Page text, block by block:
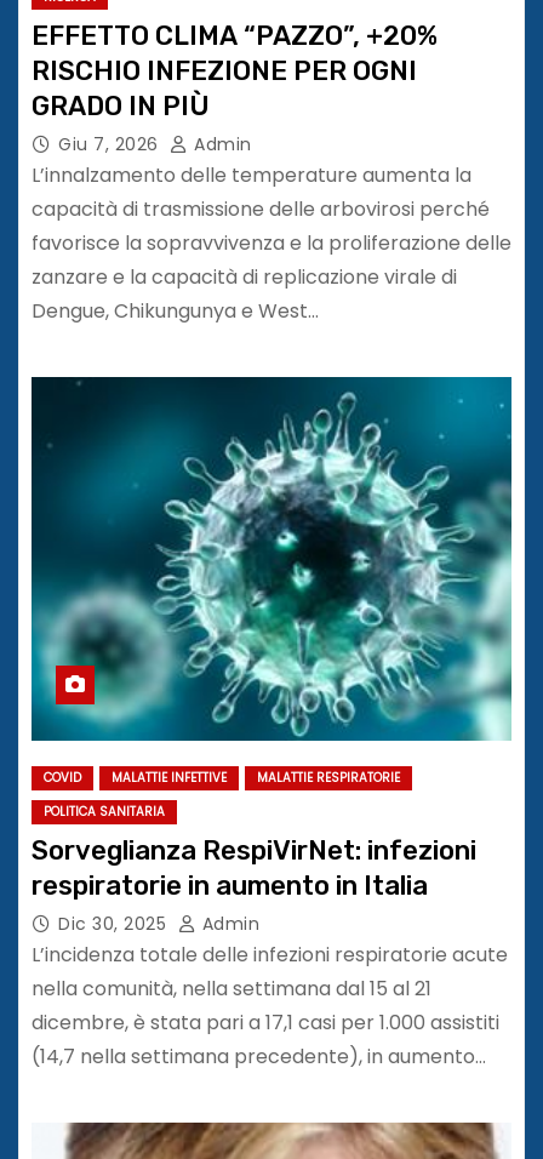
EFFETTO CLIMA “PAZZO”, +20%
RISCHIO INFEZIONE PER OGNI
GRADO IN PIÙ
Giu 7, 2026 Admin
L’innalzamento delle temperature aumenta la
capacità di trasmissione delle arbovirosi perché
favorisce la sopravvivenza e la proliferazione delle
zanzare e la capacità di replicazione virale di
Dengue, Chikungunya e West…
COVID MALATTIE INFETTIVE
MALATTIE RESPIRATORIE
POLITICA SANITARIA
Sorveglianza RespiVirNet: infezioni
respiratorie in aumento in Italia
Dic 30, 2025 Admin
L’incidenza totale delle infezioni respiratorie acute
nella comunità, nella settimana dal 15 al 21
dicembre, è stata pari a 17,1 casi per 1.000 assistiti
(14,7 nella settimana precedente), in aumento…